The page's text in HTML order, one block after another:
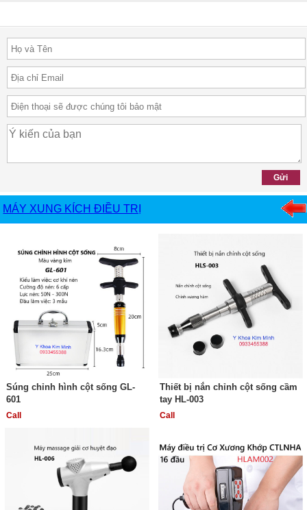
MÁY XUNG KÍCH ĐIỀU TRỊ
Súng chỉnh hình cột sống GL-
601
Call
Thiết bị nắn chỉnh cột sống cầm
tay HL-003
Call